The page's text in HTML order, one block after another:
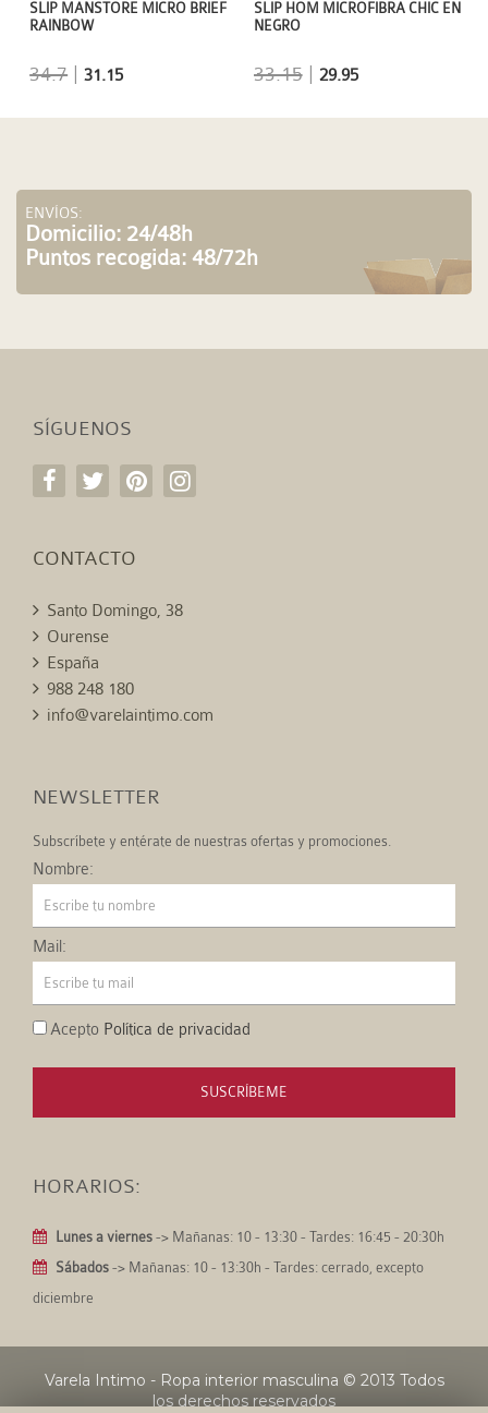
SLIP HOM MICROFIBRA CHIC EN
NEGRO
33.15| 29.95
SLIP MANSTORE MICRO BRIEF
RAINBOW
34.7 |31.15
ENVÍOS:
Domicilio: 24/48h
Puntos recogida: 48/72h
SÍGUENOS
CONTACTO
Santo Domingo, 38
Ourense
España
988 248 180
info@varelaintimo.com
NEWSLETTER
Subscríbete y entérate de nuestras ofertas y promociones.
Nombre:
Mail:
Acepto Política de privacidad
SUSCRÍBEME
HORARIOS:
Lunes a viernes -> Mañanas: 10 - 13:30 - Tardes: 16:45 - 20:30h
Sábados -> Mañanas: 10 - 13:30h - Tardes: cerrado, excepto
diciembre
Varela Intimo - Ropa interior masculina © 2013 Todos
los derechos reservados